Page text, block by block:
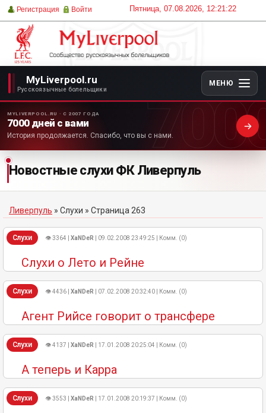
Пятница, 07.08.2026, 12:21:22
Регистрация Войти
MyLiverpool.ru
Русскоязычные болельщики
МЕНЮ
MYLIVERPOOL.RU · С 2007 ГОДА
7000 дней с вами
История продолжается. Спасибо, что вы с нами.
Новостные слухи ФК Ливерпуль
Ливерпуль » Слухи » Страница 263
Слухи 👁 3364 | XaNDeR | 09.02.2008 23:49:25 | Комм. (0)
Слухи о Лето и Рейне
Слухи 👁 4436 | XaNDeR | 07.02.2008 20:32:40 | Комм. (0)
Агент Рийсе говорит о трансфере
Слухи 👁 4137 | XaNDeR | 17.01.2008 20:25:04 | Комм. (0)
А теперь и Карра
Слухи 👁 3553 | XaNDeR | 17.01.2008 20:19:37 | Комм. (0)